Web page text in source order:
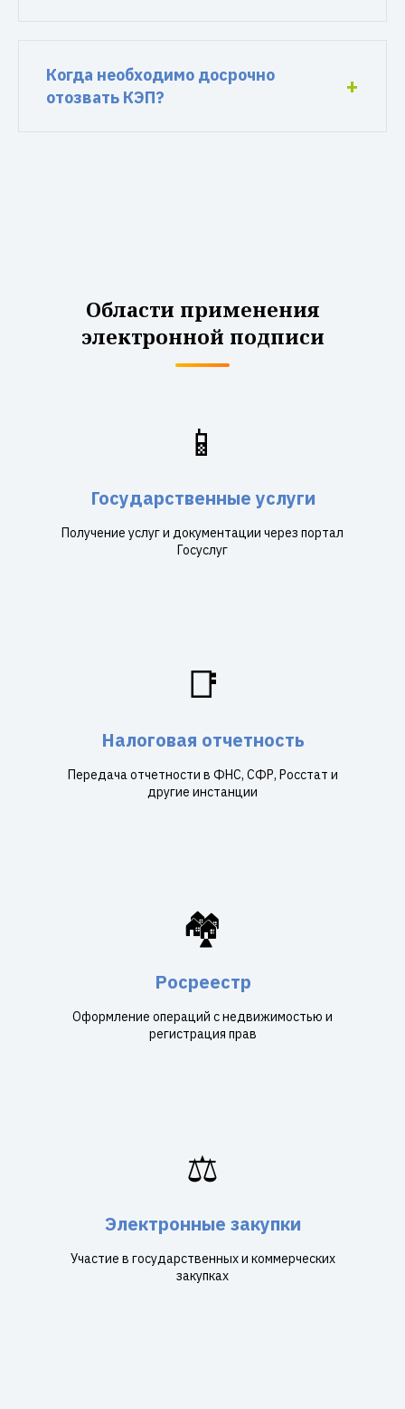
Когда необходимо досрочно
отозвать КЭП?
Области применения
электронной подписи
📱
Государственные услуги
Получение услуг и документации через портал
Госуслуг
📑
Налоговая отчетность
Передача отчетности в ФНС, СФР, Росстат и
другие инстанции
🏘️
Росреестр
Оформление операций с недвижимостью и
регистрация прав
⚖️
Электронные закупки
Участие в государственных и коммерческих
закупках